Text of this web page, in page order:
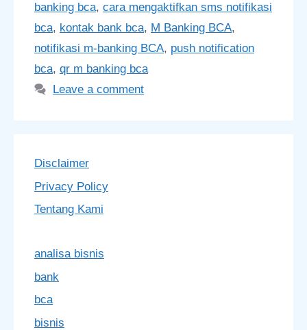
banking bca, cara mengaktifkan sms notifikasi
bca, kontak bank bca, M Banking BCA,
notifikasi m-banking BCA, push notification
bca, qr m banking bca
Leave a comment
Disclaimer
Privacy Policy
Tentang Kami
analisa bisnis
bank
bca
bisnis